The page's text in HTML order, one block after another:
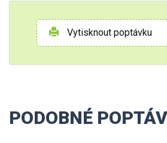
Vytisknout poptávku
PODOBNÉ